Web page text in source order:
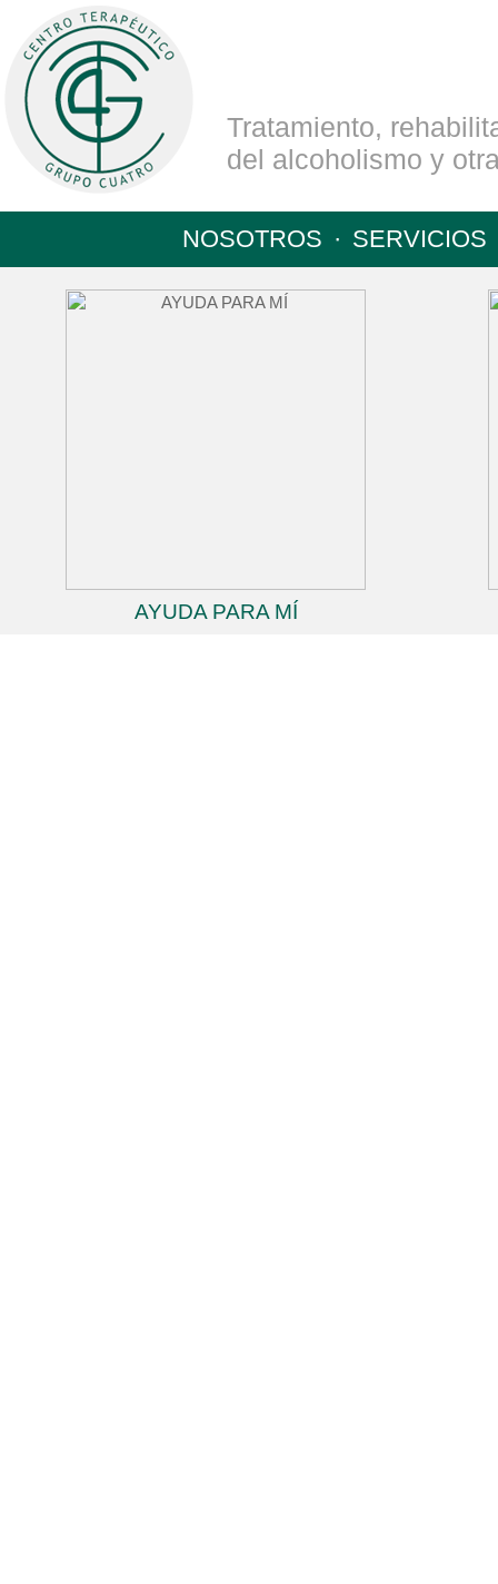
Tratamiento,
del alcoholismo y
NOSOTROS · SERVICIOS
AYUDA PARA MÍ